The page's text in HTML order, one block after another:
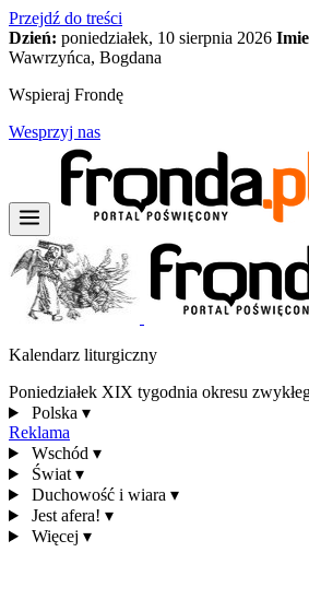
Przejdź do treści
Dzień: poniedziałek, 10 sierpnia 2026
Wawrzyńca, Bogdana
Wspieraj Frondę
Wesprzyj nas
Kalendarz liturgiczny
Poniedziałek XIX tygodnia okresu
Polska ▾
Reklama
Wschód ▾
Świat ▾
Duchowość i wiara ▾
Jest afera! ▾
Więcej ▾